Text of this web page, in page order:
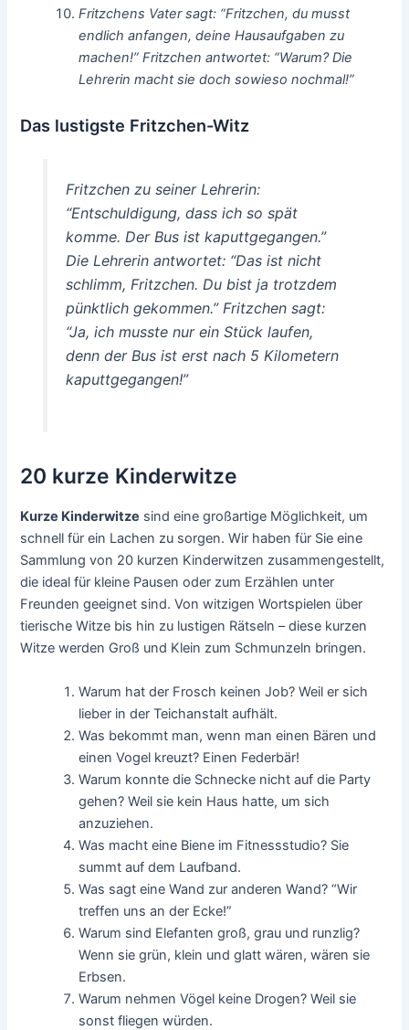
Fritzchens Vater sagt: “Fritzchen, du musst
endlich anfangen, deine Hausaufgaben zu
machen!” Fritzchen antwortet: “Warum? Die
Lehrerin macht sie doch sowieso nochmal!”
Das lustigste Fritzchen-Witz
Fritzchen zu seiner Lehrerin:
“Entschuldigung, dass ich so spät
komme. Der Bus ist kaputtgegangen.”
Die Lehrerin antwortet: “Das ist nicht
schlimm, Fritzchen. Du bist ja trotzdem
pünktlich gekommen.” Fritzchen sagt:
“Ja, ich musste nur ein Stück laufen,
denn der Bus ist erst nach 5 Kilometern
kaputtgegangen!”
20 kurze Kinderwitze
Kurze Kinderwitze sind eine großartige Möglichkeit, um
schnell für ein Lachen zu sorgen. Wir haben für Sie eine
Sammlung von 20 kurzen Kinderwitzen zusammengestellt,
die ideal für kleine Pausen oder zum Erzählen unter
Freunden geeignet sind. Von witzigen Wortspielen über
tierische Witze bis hin zu lustigen Rätseln – diese kurzen
Witze werden Groß und Klein zum Schmunzeln bringen.
Warum hat der Frosch keinen Job? Weil er sich
lieber in der Teichanstalt aufhält.
Was bekommt man, wenn man einen Bären und
einen Vogel kreuzt? Einen Federbär!
Warum konnte die Schnecke nicht auf die Party
gehen? Weil sie kein Haus hatte, um sich
anzuziehen.
Was macht eine Biene im Fitnessstudio? Sie
summt auf dem Laufband.
Was sagt eine Wand zur anderen Wand? “Wir
treffen uns an der Ecke!”
Warum sind Elefanten groß, grau und runzlig?
Wenn sie grün, klein und glatt wären, wären sie
Erbsen.
Warum nehmen Vögel keine Drogen? Weil sie
sonst fliegen würden.